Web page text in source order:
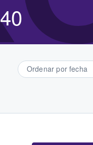
Ordenar por fecha